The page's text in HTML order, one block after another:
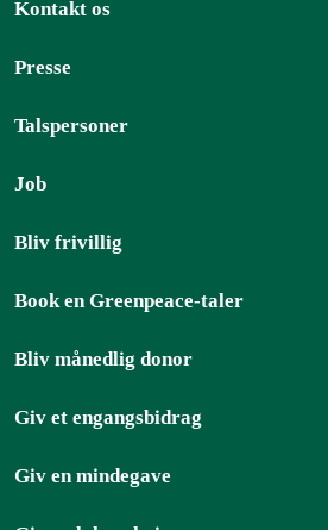
Kontakt os
Presse
Talspersoner
Job
Bliv frivillig
Book en Greenpeace-taler
Bliv månedlig donor
Giv et engangsbidrag
Giv en mindegave